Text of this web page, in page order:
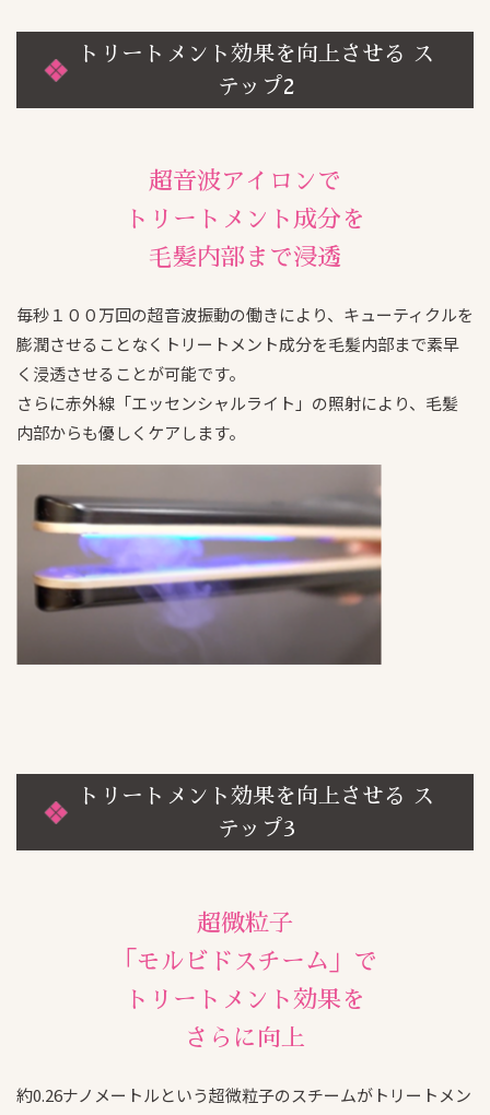
トリートメント効果を向上させる ス
テップ2
超音波アイロンで
トリートメント成分を
毛髪内部まで浸透
毎秒１００万回の超音波振動の働きにより、キューティクルを
膨潤させることなくトリートメント成分を毛髪内部まで素早
く浸透させることが可能です。
さらに赤外線「エッセンシャルライト」の照射により、毛髪
内部からも優しくケアします。
トリートメント効果を向上させる ス
テップ3
超微粒子
「モルビドスチーム」で
トリートメント効果を
さらに向上
約0.26ナノメートルという超微粒子のスチームがトリートメン
Beautism
茗荷谷店
本郷三丁目店